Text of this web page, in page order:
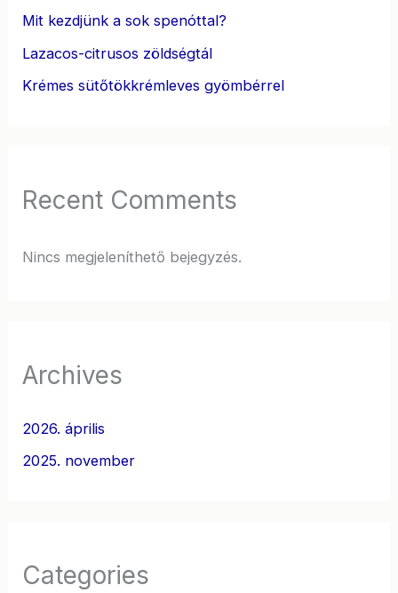
Mit kezdjünk a sok spenóttal?
Lazacos-citrusos zöldségtál
Krémes sütőtökkrémleves gyömbérrel
Recent Comments
Nincs megjeleníthető bejegyzés.
Archives
2026. április
2025. november
Categories